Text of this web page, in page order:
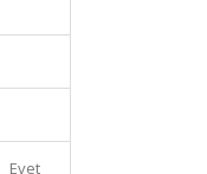
Evet